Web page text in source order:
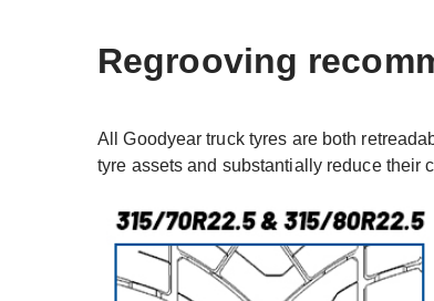
Regrooving
All Goodyear truck tyres are both
tyre assets and substantially reduce their